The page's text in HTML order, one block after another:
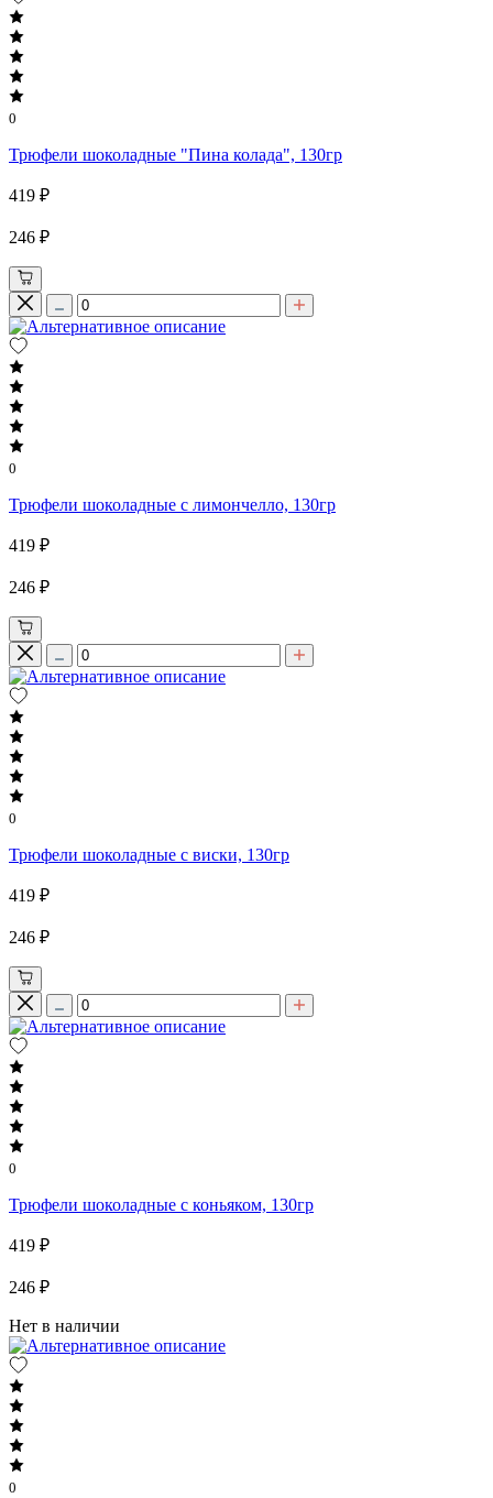
0
Трюфели шоколадные "Пина колада", 130гр
419 ₽
246 ₽
0
Трюфели шоколадные с лимончелло, 130гр
419 ₽
246 ₽
0
Трюфели шоколадные с виски, 130гр
419 ₽
246 ₽
0
Трюфели шоколадные с коньяком, 130гр
419 ₽
246 ₽
Нет в наличии
0